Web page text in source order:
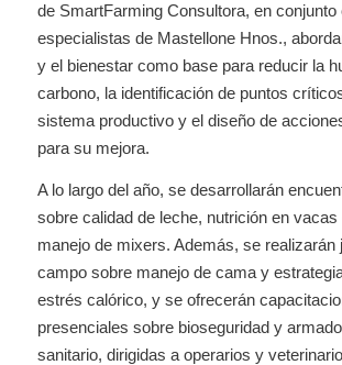
de SmartFarming Consultora, en conjunto
especialistas de Mastellone Hnos.,
y el bienestar como base para reducir la
carbono, la identificación de puntos
sistema productivo y el diseño de
para su mejora.
A lo largo del año, se desarrollarán
sobre calidad de leche, nutrición en
manejo de mixers. Además, se realizarán
campo sobre manejo de cama y
estrés calórico, y se ofrecerán
presenciales sobre bioseguridad y
sanitario, dirigidas a operarios y